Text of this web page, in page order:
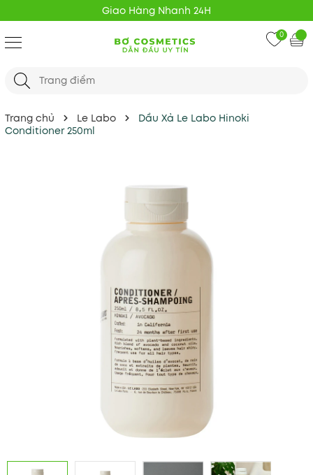
Giao Hàng Nhanh 24H
0
Trang chủ Le Labo
Dầu Xả Le Labo Hinoki
Conditioner 250ml